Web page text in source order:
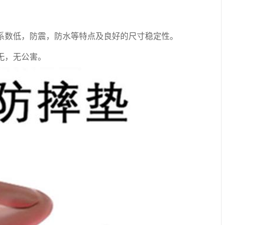
低，防震，防水等特点及良好的尺寸稳定性。
无公害。